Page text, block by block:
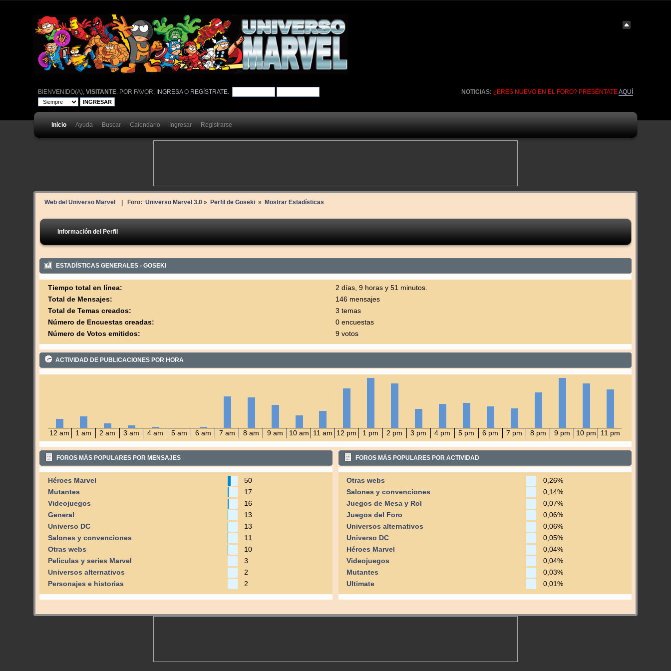
NOTICIAS: ¿ERES NUEVO EN EL FORO? PRESÉNTATEAQUÍ
BIENVENIDO(A), VISITANTE. POR FAVOR, INGRESAO REGÍSTRATE.
Inicio Ayuda Buscar Calendario Ingresar Registrarse
Web del Universo Marvel | Foro: Universo Marvel 3.0» Perfil de Goseki » Mostrar Estadísticas
Información del Perfil
ESTADÍSTICAS GENERALES - GOSEKI
Tiempo total en línea:
2 días, 9 horas y 51 minutos.
Total de Mensajes:
146 mensajes
Total de Temas creados:
3 temas
Número de Encuestas creadas:
0 encuestas
Número de Votos emitidos:
9 votos
ACTIVIDAD DE PUBLICACIONES POR HORA
12 am 1 am 2 am 3 am 4 am 5 am 6 am 7 am 8 am 9 am 10 am 11 am 12 pm 1 pm 2 pm 3 pm 4 pm 5 pm 6 pm 7 pm 8 pm 9 pm 10 pm 11 pm
FOROS MÁS POPULARES POR MENSAJES
Héroes Marvel
50
Mutantes
17
Videojuegos
16
General
13
Universo DC
13
Salones y convenciones
11
Otras webs
10
Películas y series Marvel
3
Universos alternativos
2
Personajes e historias
2
FOROS MÁS POPULARES POR ACTIVIDAD
Otras webs
0,26%
Salones y convenciones
0,14%
Juegos de Mesa y Rol
0,07%
Juegos del Foro
0,06%
Universos alternativos
0,06%
Universo DC
0,05%
Héroes Marvel
0,04%
Videojuegos
0,04%
Mutantes
0,03%
Ultimate
0,01%